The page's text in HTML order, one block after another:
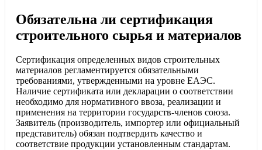
Обязательна ли сертификация
строительного сырья и материалов
Сертификация определенных видов строительных
материалов регламентируется обязательными
требованиями, утвержденными на уровне ЕАЭС.
Наличие сертификата или декларации о соответствии
необходимо для нормативного ввоза, реализации и
применения на территории государств-членов союза.
Заявитель (производитель, импортер или официальный
представитель) обязан подтвердить качество и
соответствие продукции установленным стандартам.